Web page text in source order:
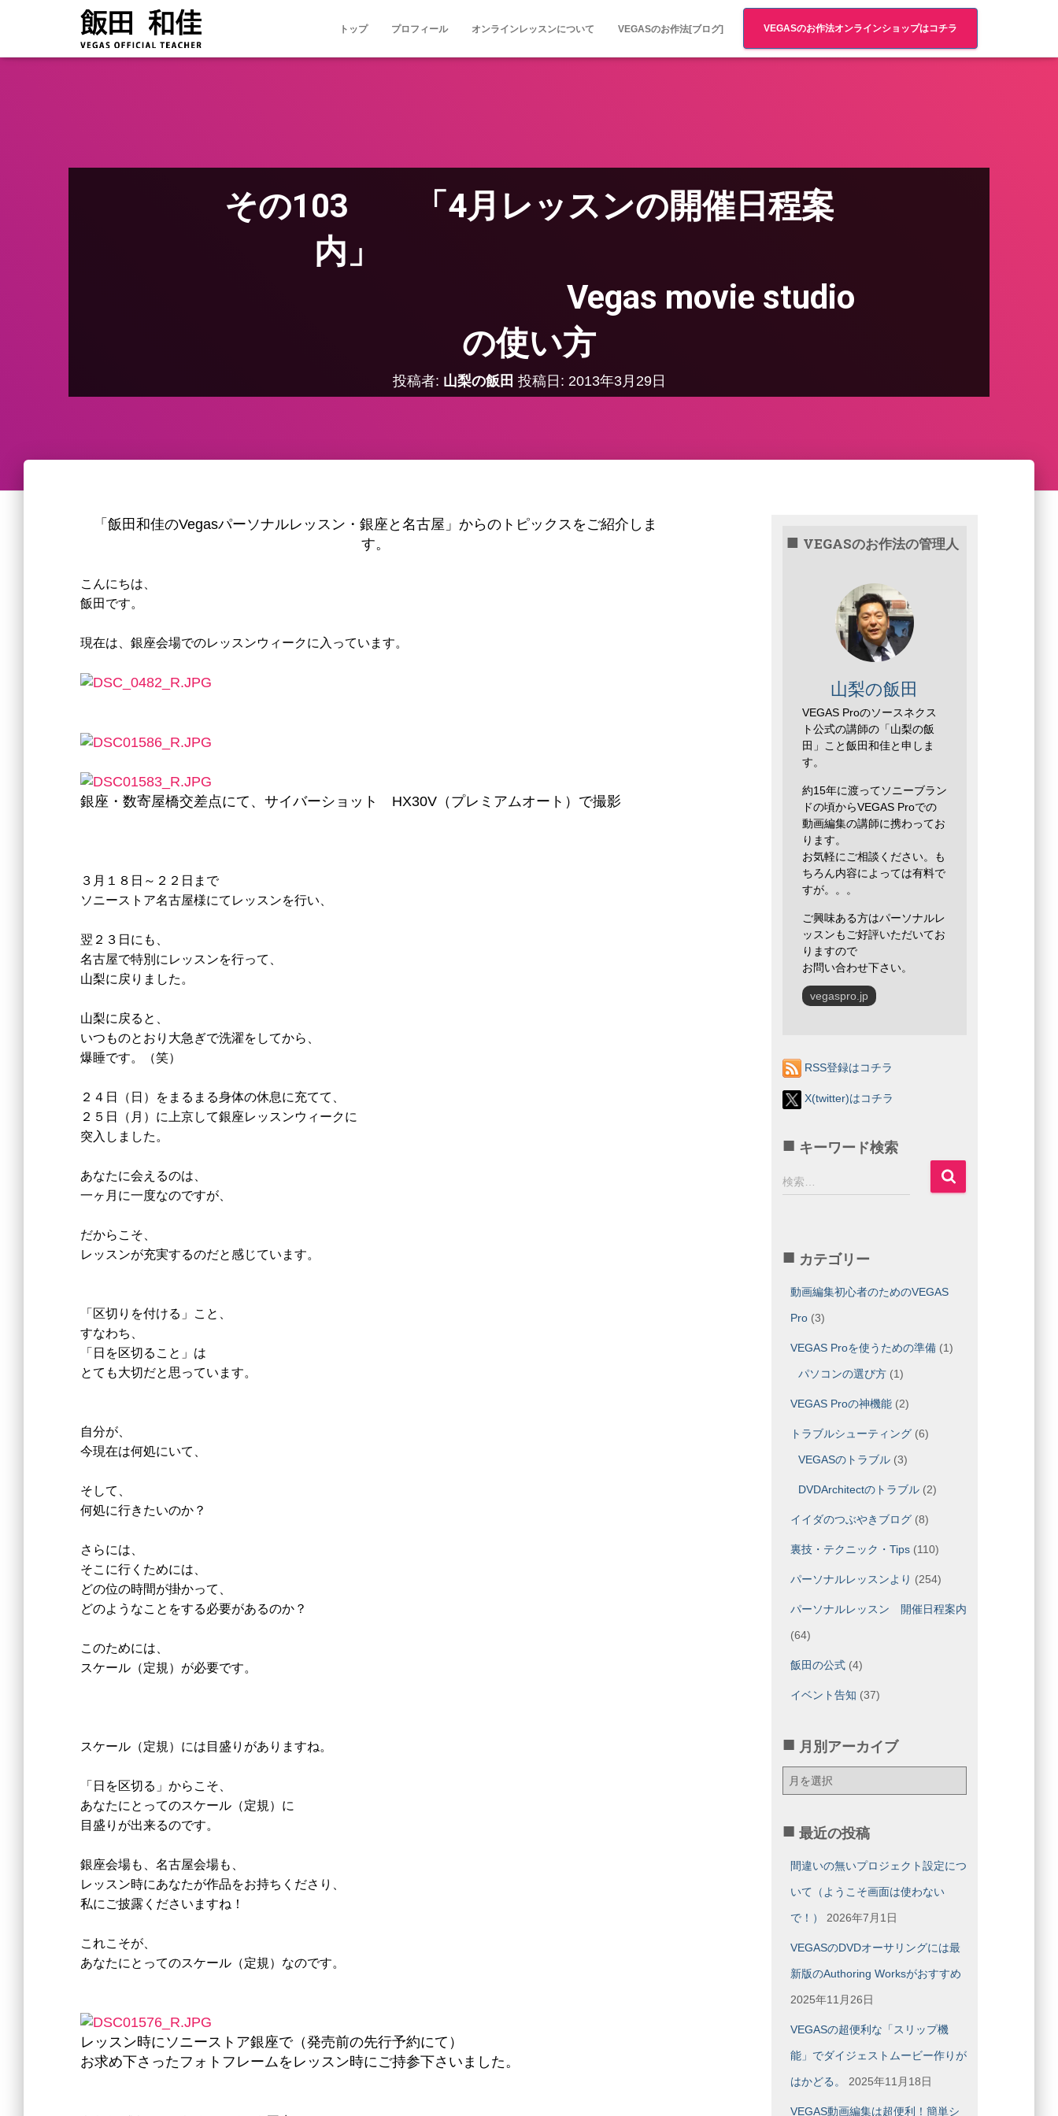
トップ プロフィール オンラインレッスンについて VEGASのお作法[ブログ] VEGASのお作法オンラインショップはコチラ
その103 「4月レッスンの開催日程案
内」
Vegas movie studio
の使い方
投稿者: 山梨の飯田 投稿日: 2013年3月29日
「飯田和佳のVegasパーソナルレッスン・銀座と名古屋」からのトピックスをご紹介しま
す。
こんにちは、
飯田です。
現在は、銀座会場でのレッスンウィークに入っています。
銀座・数寄屋橋交差点にて、サイバーショット HX30V（プレミアムオート）で撮影
３月１８日～２２日まで
ソニーストア名古屋様にてレッスンを行い、
翌２３日にも、
名古屋で特別にレッスンを行って、
山梨に戻りました。
山梨に戻ると、
いつものとおり大急ぎで洗濯をしてから、
爆睡です。（笑）
２４日（日）をまるまる身体の休息に充てて、
２５日（月）に上京して銀座レッスンウィークに
突入しました。
あなたに会えるのは、
一ヶ月に一度なのですが、
だからこそ、
レッスンが充実するのだと感じています。
「区切りを付ける」こと、
すなわち、
「日を区切ること」は
とても大切だと思っています。
自分が、
今現在は何処にいて、
そして、
何処に行きたいのか？
さらには、
そこに行くためには、
どの位の時間が掛かって、
どのようなことをする必要があるのか？
このためには、
スケール（定規）が必要です。
スケール（定規）には目盛りがありますね。
「日を区切る」からこそ、
あなたにとってのスケール（定規）に
目盛りが出来るのです。
銀座会場も、名古屋会場も、
レッスン時にあなたが作品をお持ちくださり、
私にご披露くださいますね！
これこそが、
あなたにとってのスケール（定規）なのです。
レッスン時にソニーストア銀座で（発売前の先行予約にて）
お求め下さったフォトフレームをレッスン時にご持参下さいました。
VEGASのお作法の管理人
山梨の飯田
VEGAS Proのソースネクス
ト公式の講師の「山梨の飯
田」こと飯田和佳と申しま
す。
約15年に渡ってソニーブラン
ドの頃からVEGAS Proでの
動画編集の講師に携わってお
ります。
お気軽にご相談ください。も
ちろん内容によっては有料で
すが。。。
ご興味ある方はパーソナルレ
ッスンもご好評いただいてお
りますので
お問い合わせ下さい。
vegaspro.jp
RSS登録はコチラ
X(twitter)はコチラ
キーワード検索
検
索
検索…
カテゴリー
動画編集初心者のためのVEGAS
Pro(3)
VEGAS Proを使うための準備(1)
パソコンの選び方(1)
VEGAS Proの神機能(2)
トラブルシューティング(6)
VEGASのトラブル(3)
DVDArchitectのトラブル(2)
イイダのつぶやきブログ(8)
裏技・テクニック・Tips(110)
パーソナルレッスンより (254)
パーソナルレッスン 開催日程案内
(64)
飯田の公式(4)
イベント告知 (37)
月別アーカイブ
月
別
カ
ブ
最近の投稿
間違いの無いプロジェクト設定につ
いて（ようこそ画面は使わない
で！） 2026年7月1日
VEGASのDVDオーサリングには最
新版のAuthoring Worksがおすすめ
2025年11月26日
VEGASの超便利な「スリップ機
能」でダイジェストムービー作りが
はかどる。 2025年11月18日
VEGAS動画編集は超便利！簡単シ